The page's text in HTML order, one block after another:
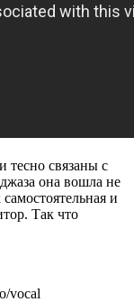
тесно связаны с
она вошла не
и
Так что
vocal